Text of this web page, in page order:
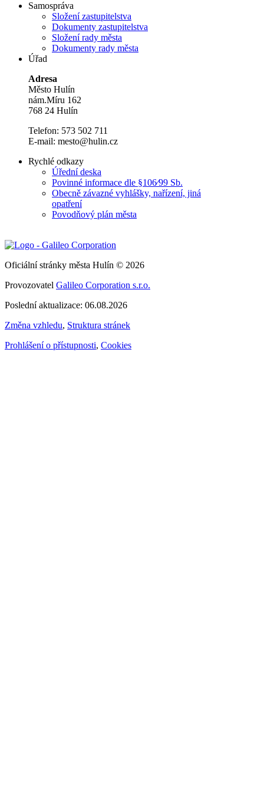
Samospráva
Složení zastupitelstva
Dokumenty zastupitelstva
Složení rady města
Dokumenty rady města
Úřad
Adresa
Město Hulín
nám.Míru 162
768 24 Hulín
Telefon: 573 502 711
E-mail: mesto@hulin.cz
Rychlé odkazy
Úřední deska
Povinné informace dle §106⁄99 Sb.
Obecně závazné vyhlášky, nařízení, jiná
opatření
Povodňový plán města
Oficiální stránky města Hulín © 2026
Provozovatel Galileo Corporation s.r.o.
Poslední aktualizace: 06.08.2026
Změna vzhledu, Struktura stránek
Prohlášení o přístupnosti, Cookies